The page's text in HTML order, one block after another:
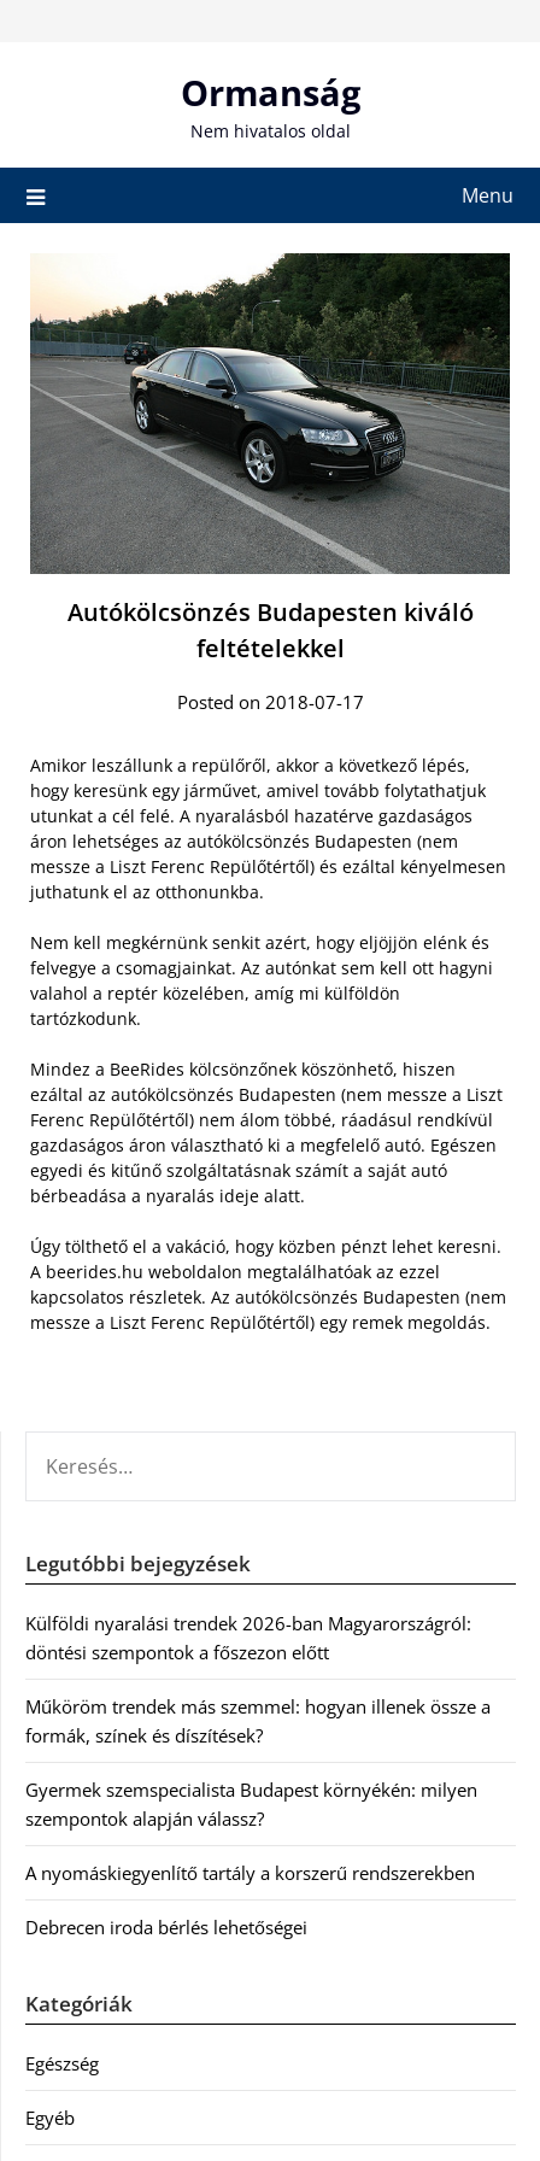
Ormanság
Nem hivatalos oldal
Menu
Autókölcsönzés Budapesten kiváló
feltételekkel
Posted on 2018-07-17
Amikor leszállunk a repülőről, akkor a következő lépés,
hogy keresünk egy járművet, amivel tovább folytathatjuk
utunkat a cél felé. A nyaralásból hazatérve gazdaságos
áron lehetséges az autókölcsönzés Budapesten (nem
messze a Liszt Ferenc Repülőtértől) és ezáltal kényelmesen
juthatunk el az otthonunkba.
Nem kell megkérnünk senkit azért, hogy eljöjjön elénk és
felvegye a csomagjainkat. Az autónkat sem kell ott hagyni
valahol a reptér közelében, amíg mi külföldön
tartózkodunk.
Mindez a BeeRides kölcsönzőnek köszönhető, hiszen
ezáltal az autókölcsönzés Budapesten (nem messze a Liszt
Ferenc Repülőtértől) nem álom többé, ráadásul rendkívül
gazdaságos áron választható ki a megfelelő autó. Egészen
egyedi és kitűnő szolgáltatásnak számít a saját autó
bérbeadása a nyaralás ideje alatt.
Úgy tölthető el a vakáció, hogy közben pénzt lehet keresni.
A beerides.hu weboldalon megtalálhatóak az ezzel
kapcsolatos részletek. Az autókölcsönzés Budapesten (nem
messze a Liszt Ferenc Repülőtértől) egy remek megoldás.
Legutóbbi bejegyzések
Külföldi nyaralási trendek 2026-ban Magyarországról:
döntési szempontok a főszezon előtt
Műköröm trendek más szemmel: hogyan illenek össze a
formák, színek és díszítések?
Gyermek szemspecialista Budapest környékén: milyen
szempontok alapján válassz?
A nyomáskiegyenlítő tartály a korszerű rendszerekben
Debrecen iroda bérlés lehetőségei
Kategóriák
Egészség
Egyéb